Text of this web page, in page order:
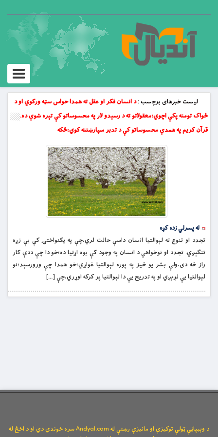
Toggle
لیست خبرهای برچسب :د انسان فکر او عقل ته همدا حواس سټه ورکوي او د
ځواک تومنه پکې اچوي؛معقولاتو ته د رسېدو لار په محسوساتو کې تېره شوې ده.
قرآن کريم په همدې محسوساتو کې د تدبر سپارښتنه کوي؛ځکه
له پسرلي زده کړه
تجدد او تنوع ته لېوالتيا انسان داسې حالت لري،چې په يکنواختۍ کې يې زړه
تنګېږي. تجدد او نوخواهي د انسان په وجود کې يوه اړتيا ده؛خو دا چې ددې کار
راز څه دى،ولې بشر يو څيز په پوره لېوالتيا غواړي؛خو همدا چې ورورسېد؛نو
لېوالتيا يې لږېږي او په تدريج يې دا لېوالتيا پر کرکه اوړري،چې […]
د وېبپاڼې ټولې توکیزې او مانیزې رښتې له Andyal.com سره خوندي دي او د اخځ له